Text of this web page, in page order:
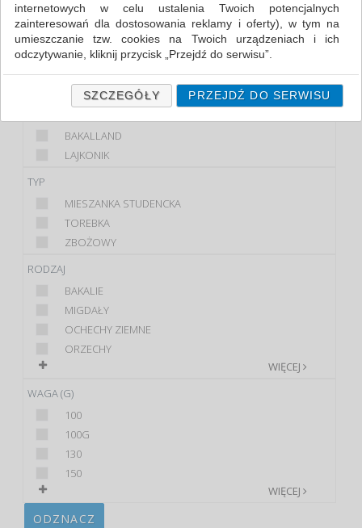
PRZKĄSKI SŁODKIE
BATON
ORZESZKI
WIĘCEJ
Zaznaczono
BAKALLAND
LAJKONIK
TYP
MIESZANKA STUDENCKA
TOREBKA
ZBOŻOWY
RODZAJ
BAKALIE
MIGDAŁY
OCHECHY ZIEMNE
ORZECHY
WIĘCEJ
WAGA (G)
100
100G
130
150
WIĘCEJ
ODZNACZ
internetowych w celu ustalenia Twoich potencjalnych
zainteresowań dla dostosowania reklamy i oferty), w tym na
umieszczanie tzw. cookies na Twoich urządzeniach i ich
odczytywanie, kliknij przycisk „Przejdź do serwisu”.
Jeśli nie chcesz wyrazić zgody lub ograniczyć jej zakres, kliknij
„Szczegóły”, gdzie znajdziesz wszelkie informacje o tym jak to
zrobić . Te same informacje znajdziesz także na podstronie z
naszą polityką prywatności obowiązującą od 25 maja 2018.
wcześniejsza zgoda której udzieliliście podczas zakładania
konta. Każda Państwa zgoda jest dobrowolna i można ją w
Klauzula Informacyjna (rozwiń)
Lista Zaufanych Partnerów (rozwiń)
SZCZEGÓŁY PRZEJDŹ DO SERWISU